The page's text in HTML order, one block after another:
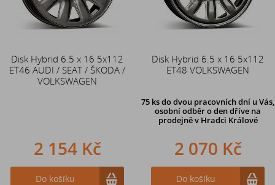
Disk Hybrid 6.5 x 16 5x112
ET46 AUDI / SEAT / ŠKODA /
VOLKSWAGEN
2 154 Kč
Do košíku
Disk Hybrid 6.5 x 16 5x112
ET48 VOLKSWAGEN
75 ksdo dvou pracovních dní u Vás,
osobní odběr o den dříve na
prodejně v Hradci Králové
2 070 Kč
Do košíku